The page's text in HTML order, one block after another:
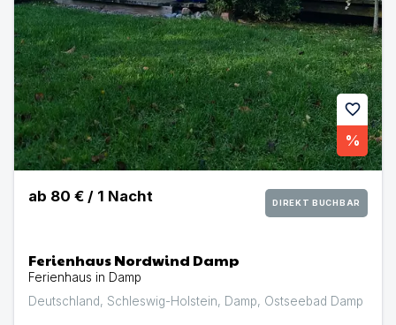
favorite
%
ab 80 € / 1 Nacht DIREKT BUCHBAR
Ferienhaus Nordwind Damp
Ferienhaus in Damp
Deutschland, Schleswig-Holstein, Damp, Ostseebad Damp